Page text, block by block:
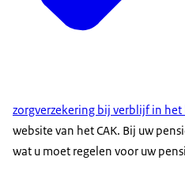
zorgverzekering bij verblijf in
website van het CAK. Bij uw
wat u moet regelen voor uw